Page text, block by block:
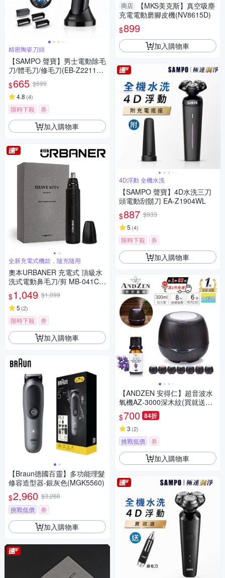
精密陶瓷刀頭
【SAMPO 聲寶】男士電動除毛
刀/體毛刀/修毛刀(EB-Z2211W
L)
$665 $699
4.8 (4)
限時下殺 券
加入購物車
全新充電式機款，隨充隨用
奧本URBANER 充電式 頂級水
洗式電動鼻毛刀/剪 MB-041C
(電動鼻毛刀/鼻毛剪/電動鼻毛
剪/鼻毛/鼻毛修剪器/電動鼻毛修
剪器)
$1,049 $1,099
5 (2)
限時下殺 券
加入購物車
【Braun德國百靈】多功能理髮
修容造型器-銀灰色(MGK5560)
$2,960 $3,288
挑戰低價
券
加入購物車
商店
【MKS美克斯】真空吸塵
充電電動磨腳皮機(NV8615D)
$899
加入購物車
4D浮動 全機水洗
【SAMPO 聲寶】4D水洗三刀
頭電動刮鬍刀 EA-Z1904WL
$887 $933
5 (4)
限時下殺 券
加入購物車
【ANDZEN 安得仁】超音波水
氧機AZ-3000深木紋(買就送澳
洲精油10mlx1瓶/薰香機/加濕
器/香氛機/擴香機/負離子)
$700 84折
3 (2)
挑戰低價 券
加入購物車